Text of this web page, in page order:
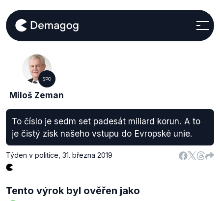
SPO
Miloš Zeman
To číslo je sedm set padesát miliard korun. A to
je čistý zisk našeho vstupu do Evropské unie.
Týden v politice 31. března 2019
Tento výrok byl ověřen jako